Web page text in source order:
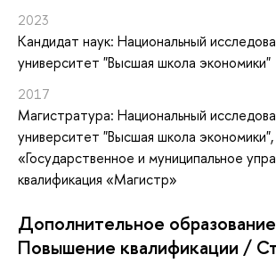
2023
Кандидат наук: Национальный
университет "Высшая школа экономики"
2017
Магистратура: Национальный
университет "Высшая школа экономики",
«Государственное и муниципальное
квалификация «Магистр»
Дополнительное
Повышение квалификации /